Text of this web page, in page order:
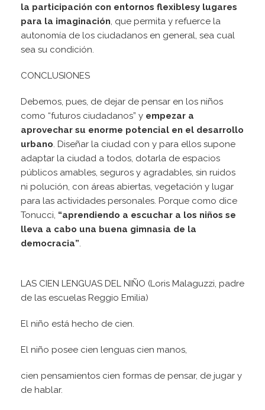
la participación con entornos flexiblesy lugares
para la imaginación, que permita y refuerce la
autonomía de los ciudadanos en general, sea cual
sea su condición.
CONCLUSIONES
Debemos, pues, de dejar de pensar en los niños
como “futuros ciudadanos” y empezar a
aprovechar su enorme potencial en el desarrollo
urbano. Diseñar la ciudad con y para ellos supone
adaptar la ciudad a todos, dotarla de espacios
públicos amables, seguros y agradables, sin ruidos
ni polución, con áreas abiertas, vegetación y lugar
para las actividades personales. Porque como dice
Tonucci, “aprendiendo a escuchar a los niños se
lleva a cabo una buena gimnasia de la
democracia”.
LAS CIEN LENGUAS DEL NIÑO (Loris Malaguzzi, padre
de las escuelas Reggio Emilia)
El niño está hecho de cien.
El niño posee cien lenguas cien manos,
cien pensamientos cien formas de pensar, de jugar y
de hablar.